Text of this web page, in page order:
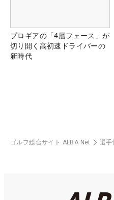
プロギアの「4層フェース」が
切り開く高初速ドライバーの
新時代
ゴルフ総合サイト ALBA Net 選手